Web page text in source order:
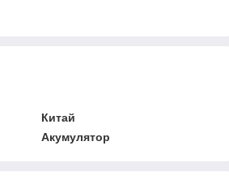
Китай
Акумулятор